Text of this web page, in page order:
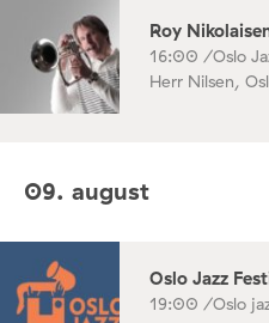
Roy
16:00 /Oslo
Herr Nilsen,
09. august
Oslo Jazz
19:00 /Oslo